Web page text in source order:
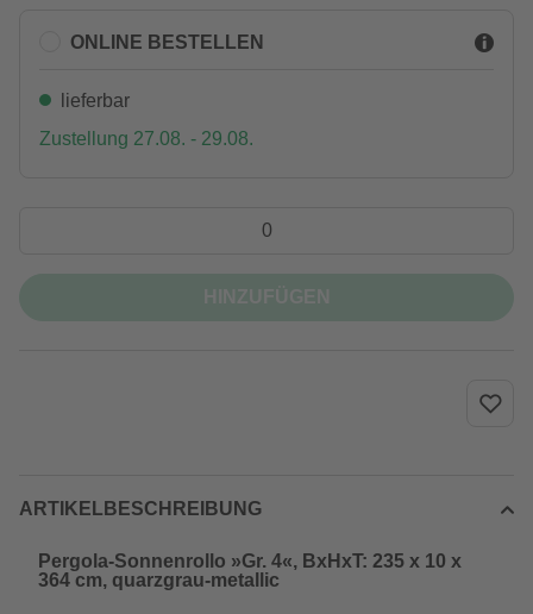
ONLINE BESTELLEN
lieferbar
Zustellung 27.08. - 29.08.
ARTIKELBESCHREIBUNG
Pergola-Sonnenrollo »Gr. 4«, BxHxT: 235 x 10 x
364 cm, quarzgrau-metallic